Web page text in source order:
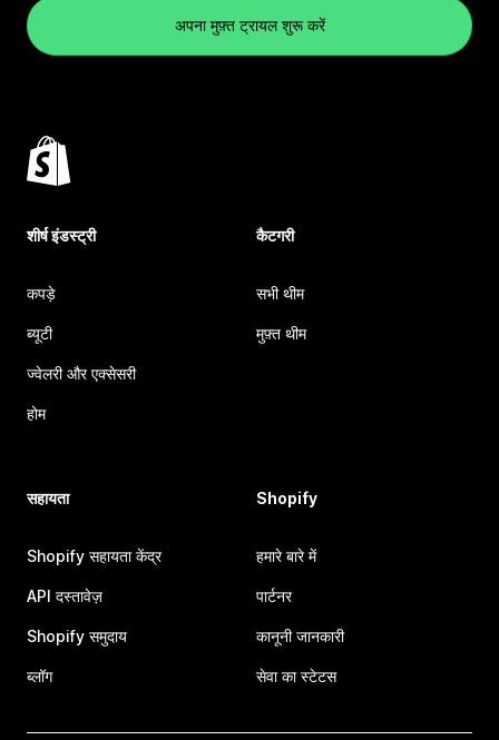
अपना मुफ़्त ट्रायल शुरू करें
शीर्ष इंडस्ट्री
कपड़े
ब्यूटी
ज्वेलरी और एक्सेसरी
होम
कैटगरी
सभी थीम
मुफ़्त थीम
सहायता
Shopify सहायता केंद्र
API दस्तावेज़
Shopify समुदाय
ब्लॉग
Shopify
हमारे बारे में
पार्टनर
कानूनी जानकारी
सेवा का स्टेटस